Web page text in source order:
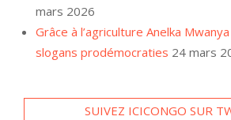
mars 2026
Grâce à l’agriculture Anelka
slogans prodémocraties 24 mars
SUIVEZ ICICONGO SUR